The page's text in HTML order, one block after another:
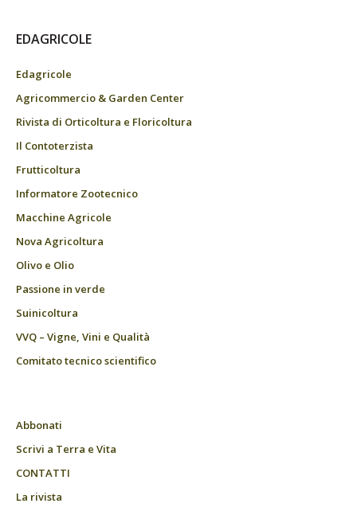
EDAGRICOLE
Edagricole
Agricommercio & Garden Center
Rivista di Orticoltura e Floricoltura
Il Contoterzista
Frutticoltura
Informatore Zootecnico
Macchine Agricole
Nova Agricoltura
Olivo e Olio
Passione in verde
Suinicoltura
VVQ – Vigne, Vini e Qualità
Comitato tecnico scientifico
Abbonati
Scrivi a Terra e Vita
CONTATTI
La rivista